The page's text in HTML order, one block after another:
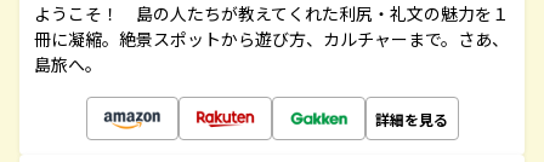
ようこそ！ 島の人たちが教えてくれた利尻・礼文の魅力を１
冊に凝縮。絶景スポットから遊び方、カルチャーまで。さあ、
島旅へ。
詳細を見る